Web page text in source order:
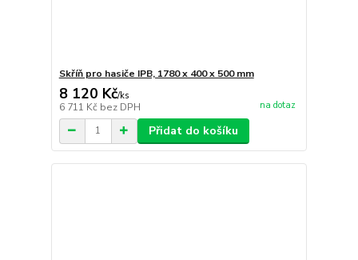
Skříň pro hasiče IPB, 1780 x 400 x 500 mm
8 120 Kč/ks
6 711 Kč bez DPH na dotaz
Přidat do košíku